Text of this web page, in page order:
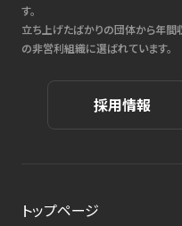
す。
立ち上げたばかりの団体から年
の非営利組織に選ばれています。
採用情報
トップページ